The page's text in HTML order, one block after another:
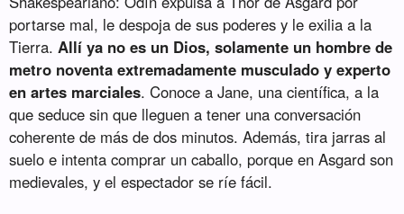
portarse mal, le despoja de sus poderes y le exilia a la
Tierra.Allí ya no es un Dios, solamente un hombre de
metro noventa extremadamente musculado y experto
en artes marciales. Conoce a Jane, una científica, a la
que seduce sin que lleguen a tener una conversación
coherente de más de dos minutos. Además, tira jarras al
suelo e intenta comprar un caballo, porque en Asgard son
medievales, y el espectador se ríe fácil.